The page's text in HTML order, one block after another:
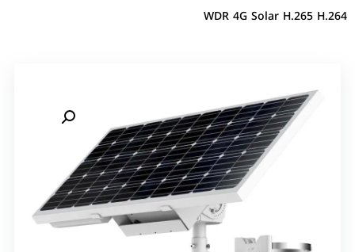
WDR 4G Solar H.265 H.264